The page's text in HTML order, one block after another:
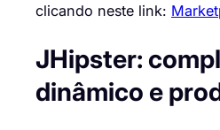
clicando neste link:
JHipster:
dinâmico e